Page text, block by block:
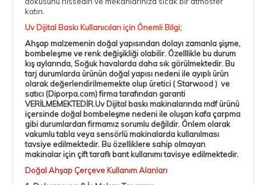
katın.
Uv Dijital Baskı Kullanıcıları için Önemli Bilgi;
Ahşap malzemenin doğal yapısından dolayı zamanla şişme,
bombeleşme ve renk değişikliği olabilir. Özelllikle bu durum
kış aylarında, Soğuk havalarda daha sık görülmektedir. Bu
tarj durumlarda ürünün doğal yapısı nedeni ile ayıplı ürün
olarak değerlendirilmemekte olup üretici ( Starwood ) ve
satıcı (Diporpa.com) firma tarafından garanti
VERİLMEMEKTEDİR.Uv Dijital baskı makinalarında mdf ürünü
içersinde doğal bombeleşme nedeni ile oluşan kafa çarpma
gibi durumlardan firmamız sorumlu değildir. Önlem olarak
vakumlu tabla veya sensörlü makinalarda kullanılması
tavsiye edilmektedir. Bu özelliklere sahip olmayan
makinalar için çift taraflı bantkullanımı tavisye edilmektedir.
Doğal Ahşap Çerçeve Kullanım Alanları